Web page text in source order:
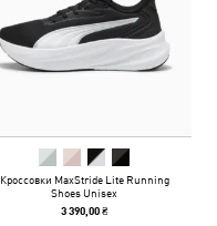
Кроссовки MaxStride Lite Running
Shoes Unisex
3 390,00 ₴